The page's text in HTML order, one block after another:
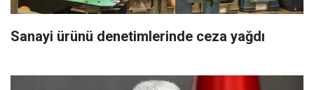
Sanayi ürünü denetimlerinde ceza yağdı